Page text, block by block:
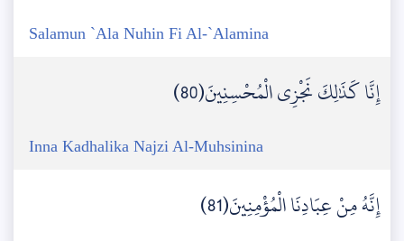
Salamun `Ala Nuhin Fi Al-`Alamina
إِنَّا كَذَٰلِكَ نَجْزِي الْمُحْسِنِينَ(80)
Inna Kadhalika Najzi Al-Muhsinina
إِنَّهُ مِنْ عِبَادِنَا الْمُؤْمِنِينَ(81)